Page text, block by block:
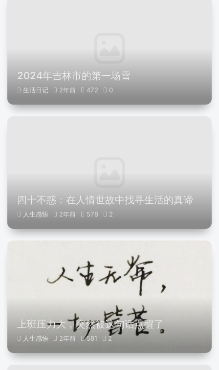
2024年吉林市的第一场雪
生活日记 2年前 472 0
四十不惑：在人情世故中找寻生活的真谛
人生感悟 2年前 578 2
上班压力大，突然被这句话点醒了
人生感悟 2年前 581 2